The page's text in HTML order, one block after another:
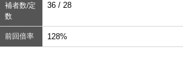
補者数/定
数
36 / 28
前回倍率 128%